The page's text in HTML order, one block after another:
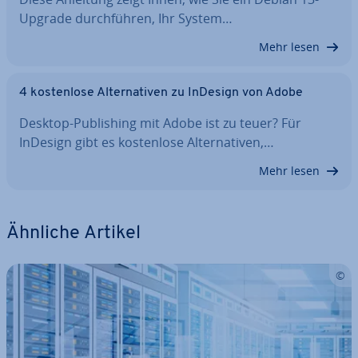
Upgrade durch­füh­ren, Ihr System…
Mehr lesen
4 kos­ten­lo­se Al­ter­na­ti­ven zu InDesign von Adobe
Desktop-Pu­bli­shing mit Adobe ist zu teuer? Für
InDesign gibt es kos­ten­lo­se Al­ter­na­ti­ven,…
Mehr lesen
Ähnliche Artikel